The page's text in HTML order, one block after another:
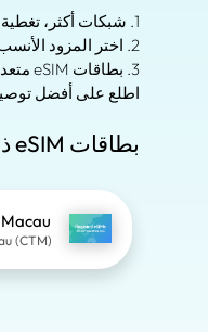
1. شبكات أكثر، تغطية أفضل
2. اختر المزود الأنسب لك
3. بطاقات eSIM متعددة الدول لتجوال سلس عبر الحدود
اطلع على أفضل
بطاقات eSIM ذات صلة
(CTM)